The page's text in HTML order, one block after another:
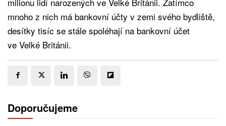
mnoho z nich má bankovní účty v zemi svého bydliště,
desítky tisíc se stále spoléhají na bankovní účet
ve Velké Británii.
Doporučujeme